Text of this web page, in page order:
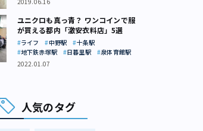
ユニクロも真っ青？ ワンコインで服
が買える都内「激安衣料店」5選
ライフ 中野駅
十条駅
地下鉄赤塚駅
日暮里駅
泉体育館駅
2022.01.07
人気のタグ